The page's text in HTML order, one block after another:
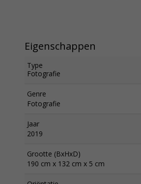
Eigenschappen
Type
Fotografie
Genre
Fotografie
Jaar
2019
Grootte (BxHxD)
190 cm x 132 cm x 5 cm